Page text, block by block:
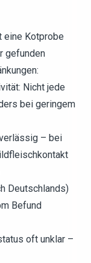
eine Kotprobe
gefunden
Nicht jede
bei geringem
– bei
Deutschlands)
Befund
oft unklar –